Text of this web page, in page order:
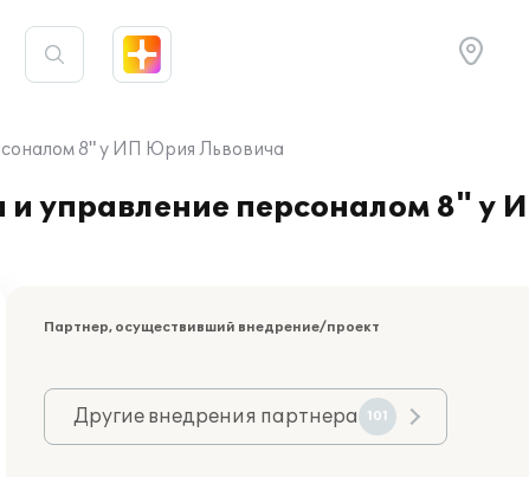
8" у ИП Юрия Львовича
управление персоналом 8" у
Партнер, осуществивший внедрение/проект
Другие внедрения партнера 101